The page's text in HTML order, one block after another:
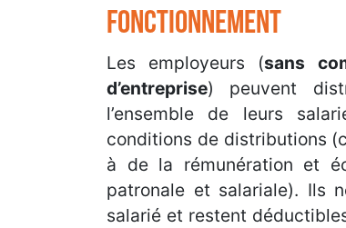
FONCTIONNEMENT
Les employeurs (sans
d’entreprise) peuvent
l’ensemble de leurs
conditions de distributions
à de la rémunération et
patronale et salariale). Ils
salarié et restent